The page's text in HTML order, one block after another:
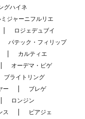
グハイネ
ジャーニフルリエ
ロジェデュブイ
パテック・フィリップ
カルティエ
オーデマ・ピゲ
ブライトリング
ー
ブレゲ
ロンジン
ス
ピアジェ